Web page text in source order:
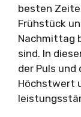
besten
Frühstück
Nachmittag
sind. In
der Puls
Höchstwert